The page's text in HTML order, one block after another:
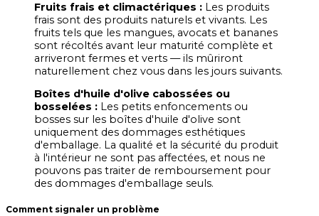
Fruits frais et climactériques : Les produits
frais sont des produits naturels et vivants. Les
fruits tels que les mangues, avocats et bananes
sont récoltés avant leur maturité complète et
arriveront fermes et verts — ils mûriront
naturellement chez vous dans les jours suivants.
Boîtes d'huile d'olive cabossées ou
bosselées : Les petits enfoncements ou
bosses sur les boîtes d'huile d'olive sont
uniquement des dommages esthétiques
d'emballage. La qualité et la sécurité du produit
à l'intérieur ne sont pas affectées, et nous ne
pouvons pas traiter de remboursement pour
des dommages d'emballage seuls.
Comment signaler un problème